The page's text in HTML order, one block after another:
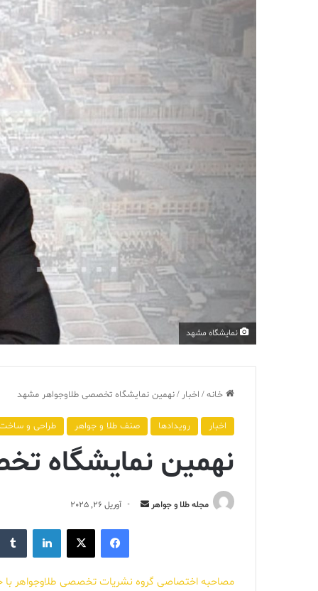
نمایشگاه مشهد
خانه/ اخبار /نهمین نمایشگاه تخصصی طلاوجواهر مشهد
اخبار رویدادها صنف طلا و جواهر طراحی و
نهمین نمایشگاه
مجله طلا و جواهر
ارسال آوریل 26, 2025
فیس بوک X لینکدین
مصاحبه اختصاصی گروه نشریات تخصصی طلاوجواهر